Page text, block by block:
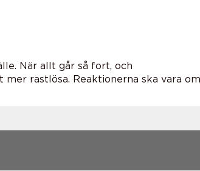
När allt går så fort, och
rastlösa. Reaktionerna ska vara